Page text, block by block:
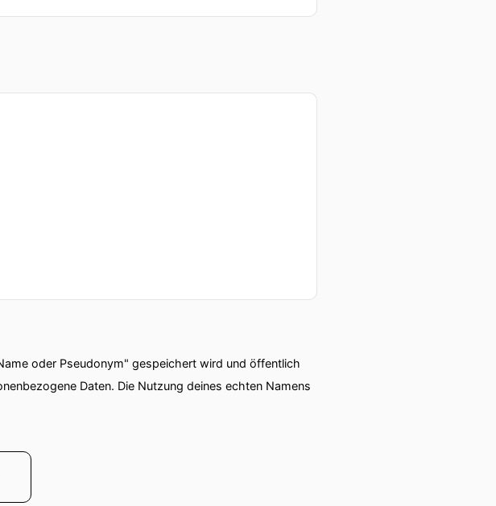
oder Pseudonym" gespeichert wird und öffentlich
Daten. Die Nutzung deines echten Namens